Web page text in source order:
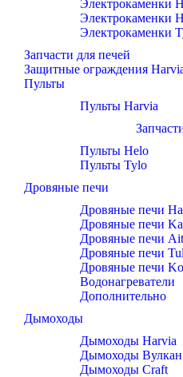
Электрокаменки
Электрокаменки
Электрокаменки
Запчасти для печей
Защитные ограждения
Пульты
Пульты Harvia
Пульты Helo
Пульты Tylo
Дровяные печи
Дровяные печи
Дровяные печи
Дровяные печи
Дровяные печи
Дровяные печи
Водонагреватели
Дополнительно
Дымоходы
Дымоходы Harvia
Дымоходы Вулкан
Дымоходы Craft